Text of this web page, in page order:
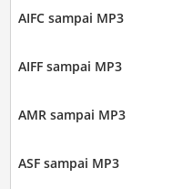
AIFC sampai MP3
AIFF sampai MP3
AMR sampai MP3
ASF sampai MP3